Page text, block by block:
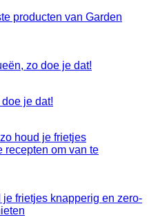
producten van Garden
je dat!
frietjes knapperig en zero-